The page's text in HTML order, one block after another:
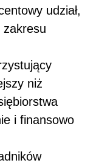
udział,
zakresu
niż
i finansowo